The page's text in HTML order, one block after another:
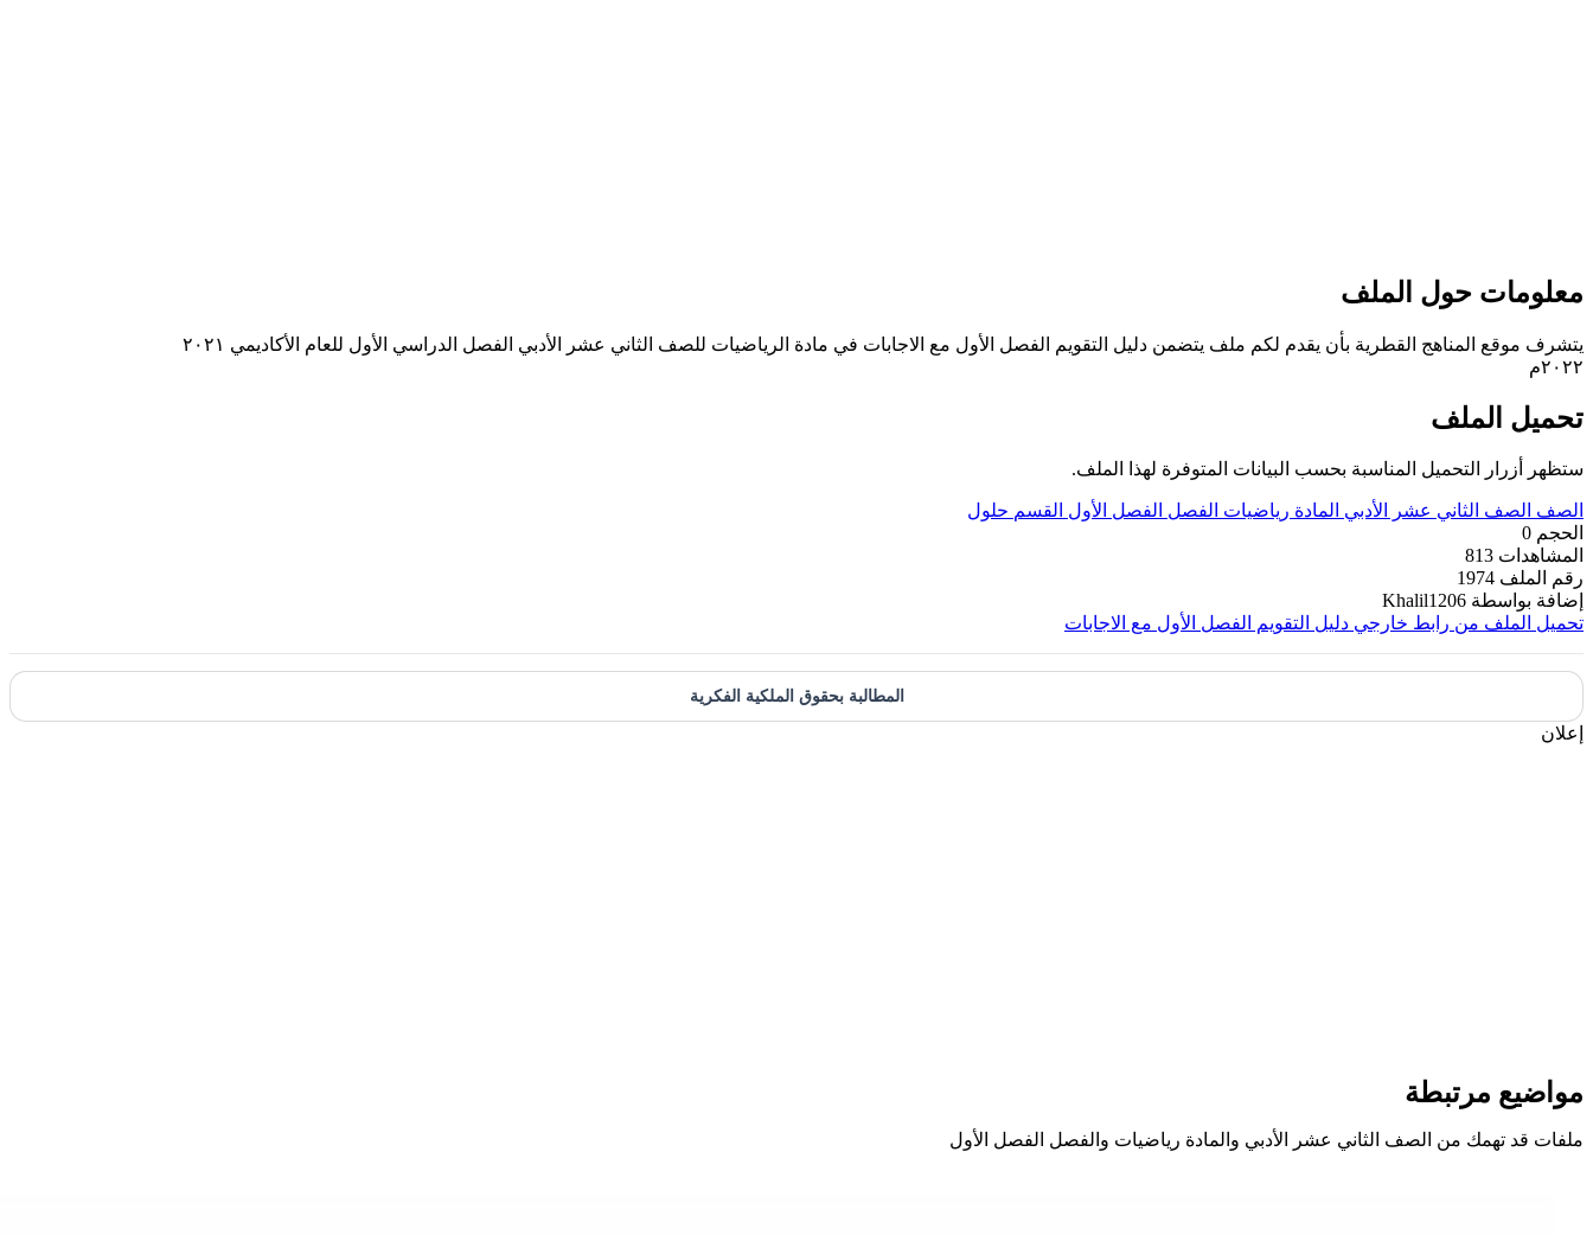
معلومات حول الملف
يتشرف موقع المناهج القطرية بأن يقدم لكم ملف يتضمن دليل التقويم الفصل الأول مع الاجابات في مادة الرياضيات للصف الثاني عشر الأدبي الفصل الدراسي الأول للعام الأكاديمي ٢٠٢١
٢٠٢٢م
تحميل الملف
ستظهر أزرار التحميل المناسبة بحسب البيانات المتوفرة لهذا الملف.
الصف الصف الثاني عشر الأدبي المادة رياضيات الفصل الفصل الأول القسم حلول
الحجم 0
المشاهدات 813
رقم الملف 1974
إضافة بواسطة Khalil1206
تحميل الملف من رابط خارجي دليل التقويم الفصل الأول مع الاجابات
المطالبة بحقوق الملكية الفكرية
إعلان
مواضيع مرتبطة
ملفات قد تهمك من الصف الثاني عشر الأدبي والمادة رياضيات والفصل الفصل الأول